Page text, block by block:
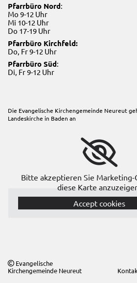
Pfarrbüro Nord:
Mo 9-12 Uhr
Mi 10-12 Uhr
Do 17-19 Uhr
Pfarrbüro Kirchfeld:
Do, Fr 9-12 Uhr
Pfarrbüro Süd:
Di, Fr 9-12 Uhr
Die Evangelische Kirchengemeinde Neureut
Landeskirche in Baden an
Bitte akzeptieren Sie Marketing-
diese Karte
Accept cookies
 Evangelische
Kirchengemeinde Neureut